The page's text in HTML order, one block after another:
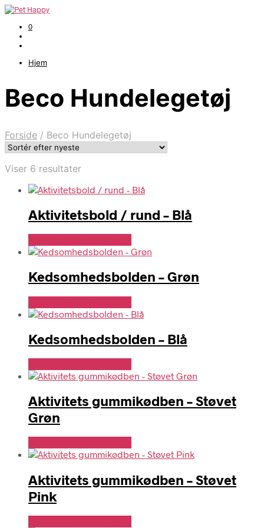
0
Hjem
Beco Hundelegetøj
Forside / Beco Hundelegetøj
Viser 6 resultaterSorteret
seneste
Aktivitetsbold / rund – Blå
Kedsomhedsbolden – Grøn
Kedsomhedsbolden – Blå
Aktivitets gummikødben – Støvet
Grøn
Aktivitets gummikødben – Støvet
Pink